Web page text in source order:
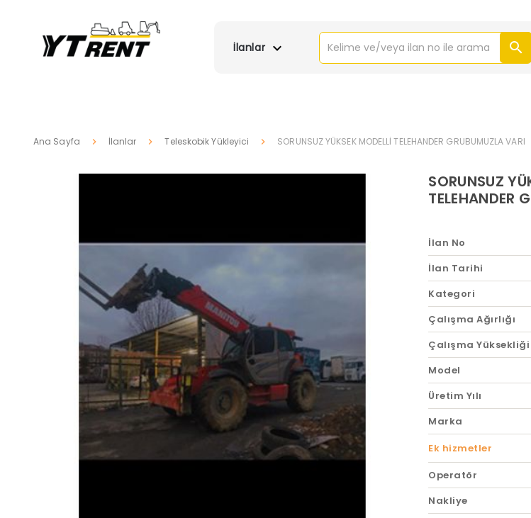
İlanlar
Ana Sayfa İlanlar Teleskobik Yükleyici SORUNSUZ YÜKSEK MODELLİ TELEHANDER GRUBUMUZLA VARI
SORUNSUZ
TELEHANDER
İlan No
İlan Tarihi
Kategori
Çalışma Ağırlığı
Çalışma Yüksekliği
Model
Üretim Yılı
Marka
Ek hizmetler
Operatör
Nakliye